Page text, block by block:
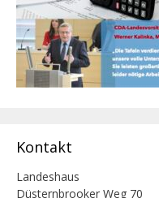
Kontakt
Landeshaus
Düsternbrooker Weg 70